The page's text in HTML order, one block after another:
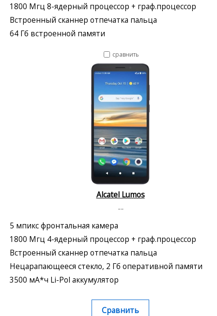
1800 Мгц 8-ядерный процессор + граф.процессор
Встроенный сканнер отпечатка пальца
64 Гб встроенной памяти
сравнить
Alcatel Lumos
--
5 мпикс фронтальная камера
1800 Мгц 4-ядерный процессор + граф.процессор
Встроенный сканнер отпечатка пальца
Нецарапающееся стекло, 2 Гб оперативной памяти
3500 мА*ч Li-Pol аккумулятор
Сравнить